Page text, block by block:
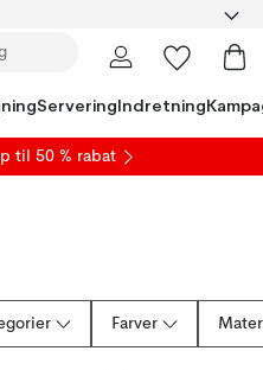
ServeringIndretning
til 50 % rabat
Farver